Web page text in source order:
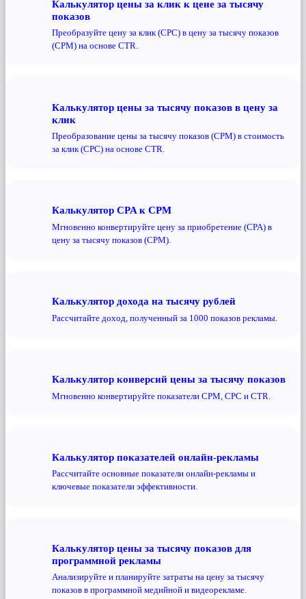
Калькулятор цены за клик к цене за тысячу
показов
Преобразуйте цену за клик (CPC) в цену за тысячу показов
(CPM) на основе CTR.
Калькулятор цены за тысячу показов в цену за
клик
Преобразование цены за тысячу показов (CPM) в стоимость
за клик (CPC) на основе CTR.
Калькулятор CPA к CPM
Мгновенно конвертируйте цену за приобретение (CPA) в
цену за тысячу показов (CPM).
Калькулятор дохода на тысячу рублей
Рассчитайте доход, полученный за 1000 показов рекламы.
Калькулятор конверсий цены за тысячу показов
Мгновенно конвертируйте показатели CPM, CPC и CTR.
Калькулятор показателей онлайн-рекламы
Рассчитайте основные показатели онлайн-рекламы и
ключевые показатели эффективности.
Калькулятор цены за тысячу показов для
программной рекламы
Анализируйте и планируйте затраты на цену за тысячу
показов в программной медийной и видеорекламе.